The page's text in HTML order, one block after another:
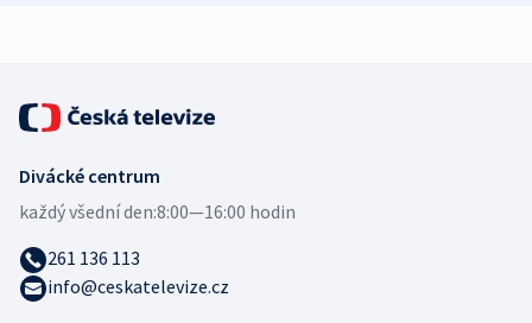
Divácké centrum
každý všední den:8:00—16:00 hodin
261 136 113
info@ceskatelevize.cz